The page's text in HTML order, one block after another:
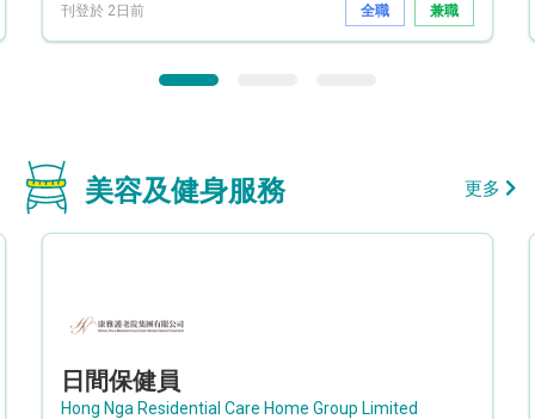
刊登於 2日前 全職 兼職
美容及健身服務 更多
日間保健員
Hong Nga Residential Care Home Group Limited